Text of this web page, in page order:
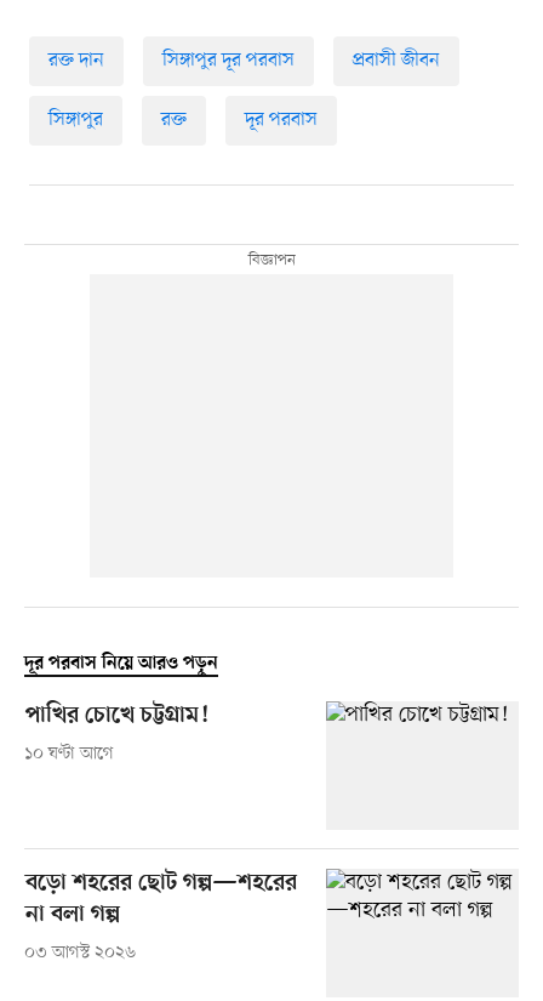
রক্ত দান সিঙ্গাপুর দূর পরবাস প্রবাসী জীবন
সিঙ্গাপুর রক্ত দূর পরবাস
দূর পরবাস নিয়ে আরও পড়ুন
পাখির চোখে চট্টগ্রাম!
১০ ঘণ্টা আগে
বড়ো শহরের ছোট গল্প—শহরের
না বলা গল্প
০৩ আগস্ট ২০২৬